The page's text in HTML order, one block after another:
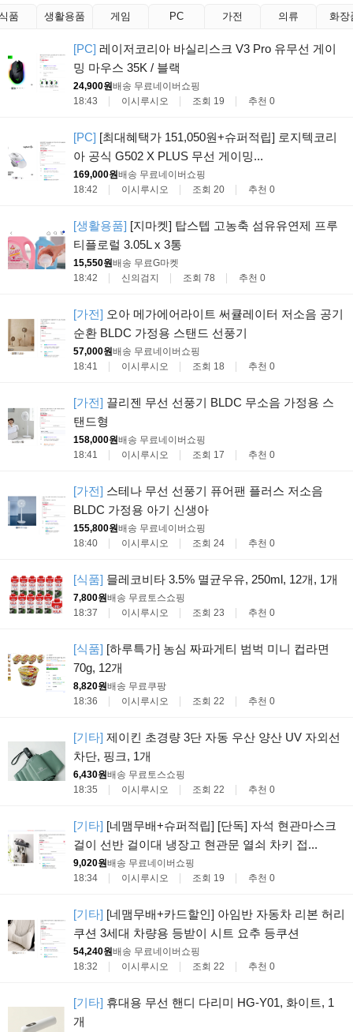
품 생활용품 게임 PC 가전 의류 화장
[PC] 레이저코리아 바실리스크 V3 Pro 유무선 게이
밍 마우스 35K / 블랙
24,900원배송 무료네이버쇼핑
18:43
이시루시오 조회 19 추천 0
[PC] [최대혜택가 151,050원+슈퍼적립] 로지텍코리
아 공식 G502 X PLUS 무선 게이밍...
169,000원배송 무료네이버쇼핑
18:42
이시루시오 조회 20 추천 0
[생활용품] [지마켓] 탑스텝 고농축 섬유유연제 프루
티플로럴 3.05L x 3통
15,550원배송 무료G마켓
18:42
신의검지 조회 78 추천 0
[가전] 오아 메가에어라이트 써큘레이터 저소음 공기
순환 BLDC 가정용 스탠드 선풍기
57,000원배송 무료네이버쇼핑
18:41
이시루시오 조회 18 추천 0
[가전] 끌리젠 무선 선풍기 BLDC 무소음 가정용 스
탠드형
158,000원배송 무료네이버쇼핑
18:41
이시루시오 조회 17 추천 0
[가전] 스테나 무선 선풍기 퓨어팬 플러스 저소음
BLDC 가정용 아기 신생아
155,800원배송 무료네이버쇼핑
18:40
이시루시오 조회 24 추천 0
[식품] 믈레코비타 3.5% 멸균우유, 250ml, 12개, 1개
7,800원배송 무료 토스쇼핑
18:37
이시루시오 조회 23 추천 0
[식품] [하루특가] 농심 짜파게티 범벅 미니 컵라면
70g, 12개
8,820원배송 무료 쿠팡
18:36
이시루시오 조회 22 추천 0
[기타] 제이킨 초경량 3단 자동 우산 양산 UV 자외선
차단, 핑크, 1개
6,430원배송 무료 토스쇼핑
18:35
이시루시오 조회 22 추천 0
[기타] [네맴무배+슈퍼적립] [단독] 자석 현관마스크
걸이 선반 걸이대 냉장고 현관문 열쇠 차키 접...
9,020원배송 무료네이버쇼핑
18:34
이시루시오 조회 19 추천 0
[기타] [네맴무배+카드할인] 아임반 자동차 리본 허리
쿠션 3세대 차량용 등받이 시트 요추 등쿠션
54,240원배송 무료네이버쇼핑
18:32
이시루시오 조회 22 추천 0
[기타] 휴대용 무선 핸디 다리미 HG-Y01, 화이트, 1
개